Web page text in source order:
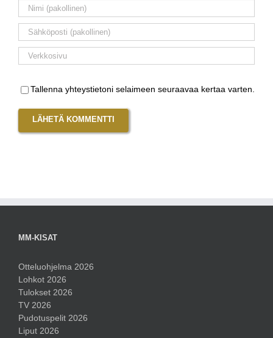
Tallenna yhteystietoni selaimeen seuraavaa kertaa varten.
MM-KISAT
Otteluohjelma 2026
Lohkot 2026
Tulokset 2026
TV 2026
Pudotuspelit 2026
Liput 2026